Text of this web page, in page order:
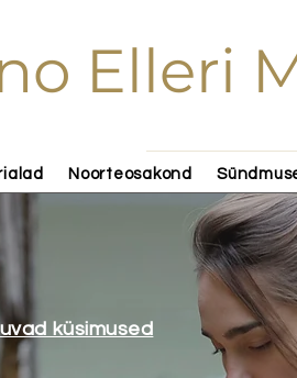
Elleri
Noorteosakond
küsimused